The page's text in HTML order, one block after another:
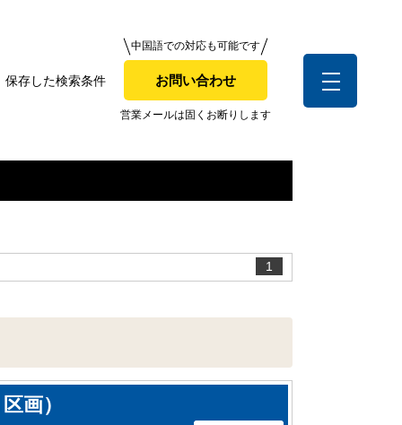
保存した検索条件
中国語での対応も可能です
お問い合わせ
営業メールは固くお断りします
1
画）
中国語での対応も可能です
お問い合わせ
お客様の声